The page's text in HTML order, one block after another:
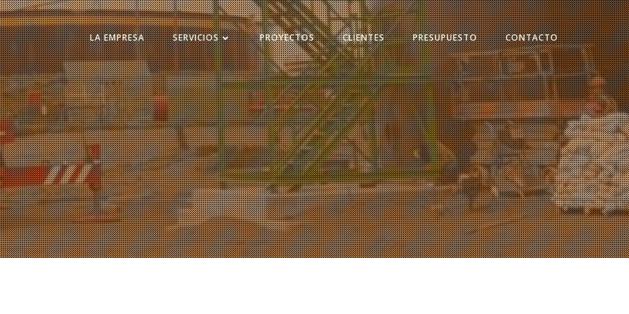
LA EMPRESA SERVICIOS PROYECTOS CLIENTES PRESUPUESTO CONTACTO